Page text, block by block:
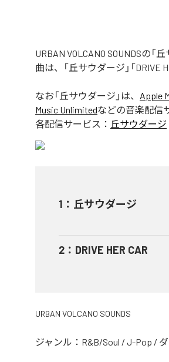
URBAN VOLCANO SOUNDSの
曲は、「丘サウダージ」「DRIVE
なお「丘サウダージ 」は、 Apple
Music Unlimitedなどの音楽配信
各配信サービス： 丘サウダージ
1 ： 丘サウダージ
2 ： DRIVE HER CAR
URBAN VOLCANO SOUNDS
ジャンル： R&B/Soul / J-Pop /